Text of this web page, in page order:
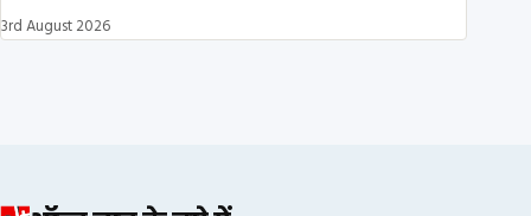
3rd August 2026